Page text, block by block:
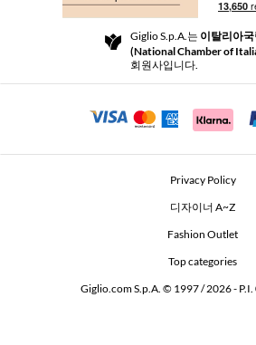
Community Store
Beauty Seekers VIP Club
반품 및 환불
For a safe shopping experience
Security Communication
Giglio S.p.A.는 이탈리아
(National Chamber of
회원사입니다.
Privacy Policy
디자이너 A~Z
Fashion Outlet
Top categories
Giglio.com S.p.A. © 1997 / 2026 -